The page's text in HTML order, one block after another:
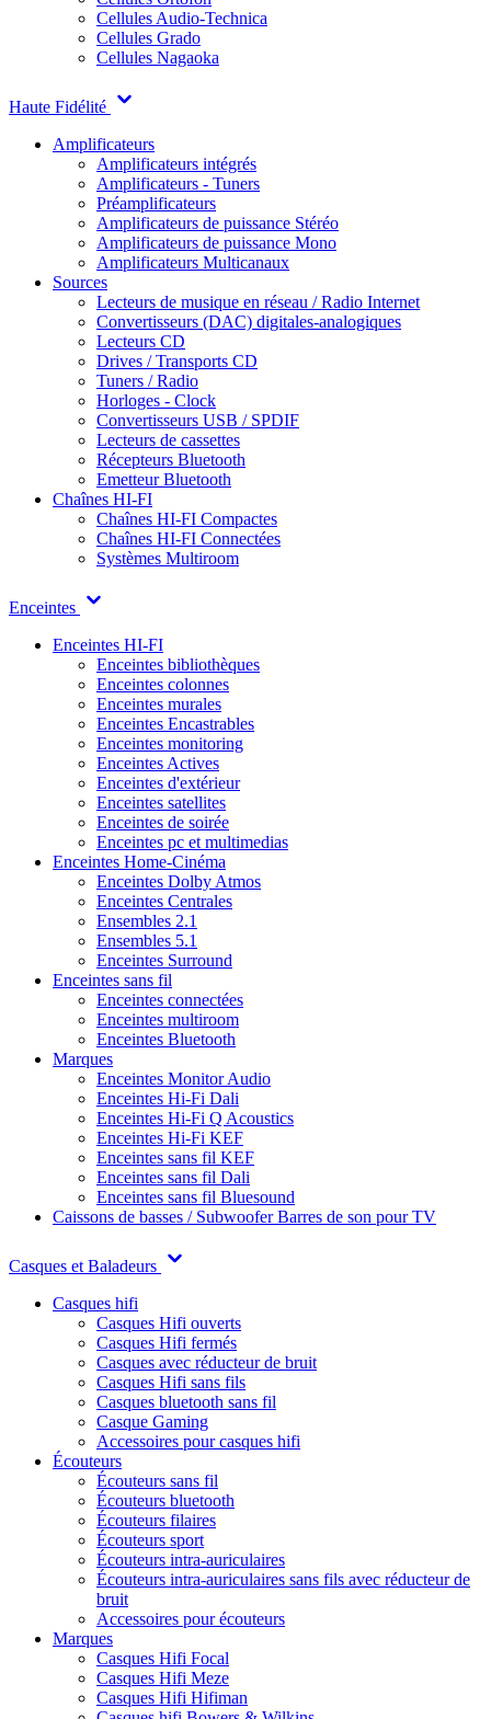
Cellules Audio-Technica
Cellules Grado
Cellules Nagaoka
Haute Fidélité
Amplificateurs
Amplificateurs intégrés
Amplificateurs - Tuners
Préamplificateurs
Amplificateurs de puissance Stéréo
Amplificateurs de puissance Mono
Amplificateurs Multicanaux
Sources
Lecteurs de musique en réseau / Radio Internet
Convertisseurs (DAC) digitales-analogiques
Lecteurs CD
Drives / Transports CD
Tuners / Radio
Horloges - Clock
Convertisseurs USB / SPDIF
Lecteurs de cassettes
Récepteurs Bluetooth
Emetteur Bluetooth
Chaînes HI-FI
Chaînes HI-FI Compactes
Chaînes HI-FI Connectées
Systèmes Multiroom
Enceintes
Enceintes HI-FI
Enceintes bibliothèques
Enceintes colonnes
Enceintes murales
Enceintes Encastrables
Enceintes monitoring
Enceintes Actives
Enceintes d'extérieur
Enceintes satellites
Enceintes de soirée
Enceintes pc et multimedias
Enceintes Home-Cinéma
Enceintes Dolby Atmos
Enceintes Centrales
Ensembles 2.1
Ensembles 5.1
Enceintes Surround
Enceintes sans fil
Enceintes connectées
Enceintes multiroom
Enceintes Bluetooth
Marques
Enceintes Monitor Audio
Enceintes Hi-Fi Dali
Enceintes Hi-Fi Q Acoustics
Enceintes Hi-Fi KEF
Enceintes sans fil KEF
Enceintes sans fil Dali
Enceintes sans fil Bluesound
Caissons de basses / SubwooferBarres de son pour TV
Casques et Baladeurs
Casques hifi
Casques Hifi ouverts
Casques Hifi fermés
Casques avec réducteur de bruit
Casques Hifi sans fils
Casques bluetooth sans fil
Casque Gaming
Accessoires pour casques hifi
Écouteurs
Écouteurs sans fil
Écouteurs bluetooth
Écouteurs filaires
Écouteurs sport
Écouteurs intra-auriculaires
Écouteurs intra-auriculaires sans fils avec réducteur de
bruit
Accessoires pour écouteurs
Marques
Casques Hifi Focal
Casques Hifi Meze
Casques Hifi Hifiman